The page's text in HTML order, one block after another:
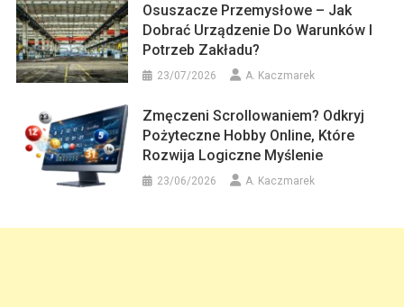
Osuszacze Przemysłowe – Jak
Dobrać Urządzenie Do Warunków I
Potrzeb Zakładu?
23/07/2026 A. Kaczmarek
Zmęczeni Scrollowaniem? Odkryj
Pożyteczne Hobby Online, Które
Rozwija Logiczne Myślenie
23/06/2026 A. Kaczmarek